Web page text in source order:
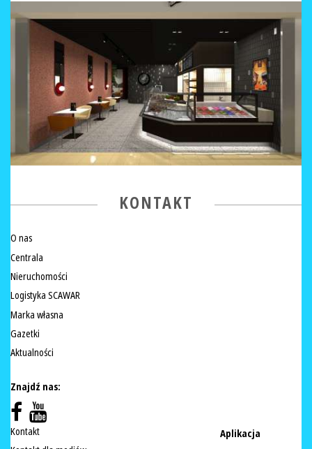
KONTAKT
O nas
Centrala
Nieruchomości
Logistyka SCAWAR
Marka własna
Gazetki
Aktualności
Znajdź nas:
Kontakt
Aplikacja